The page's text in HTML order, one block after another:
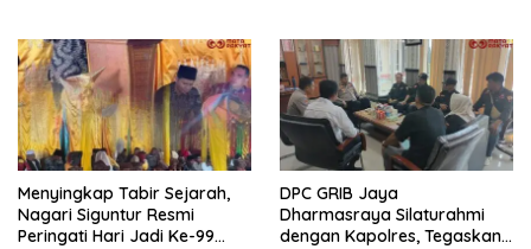
Kasih
Menyingkap Tabir Sejarah,
Nagari Siguntur Resmi
Peringati Hari Jadi Ke-99
DPC GRIB Jaya
Dharmasraya Silaturahmi
dengan Kapolres, Tegaskan